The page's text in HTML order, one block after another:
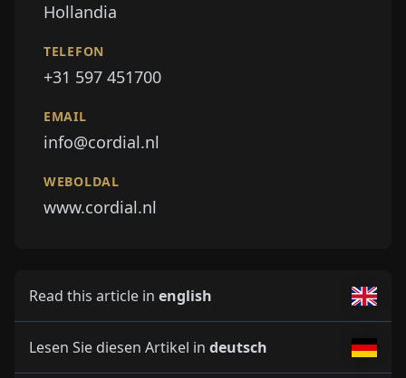
Hollandia
TELEFON
+31 597 451700
EMAIL
info@cordial.nl
WEBOLDAL
www.cordial.nl
Read this article in english
Lesen Sie diesen Artikel in deutsch